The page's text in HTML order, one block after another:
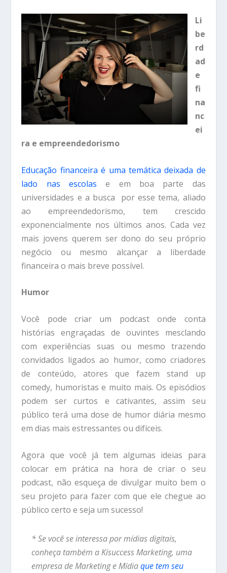
Li
be
rd
ad
e
fi
na
nc
ei
ra e empreendedorismo
Educação financeira é uma temática deixada de
lado nas escolas e em boa parte das
universidades e a busca por esse tema, aliado
ao empreendedorismo, tem crescido
exponencialmente nos últimos anos. Cada vez
mais jovens querem ser dono do seu próprio
negócio ou mesmo alcançar a liberdade
financeira o mais breve possível.
Humor
Você pode criar um podcast onde conta
histórias engraçadas de ouvintes mesclando
com experiências suas ou mesmo trazendo
convidados ligados ao humor, como criadores
de conteúdo, atores que fazem stand up
comedy, humoristas e muito mais. Os episódios
podem ser curtos e cativantes, assim seu
público terá uma dose de humor diária mesmo
em dias mais estressantes ou difíceis.
Agora que você já tem algumas ideias para
colocar em prática na hora de criar o seu
podcast, não esqueça de divulgar muito bem o
seu projeto para fazer com que ele chegue ao
público certo e seja um sucesso!
* Se você se interessa por mídias digitais,
conheça também a Kisuccess Marketing, uma
empresa de Marketing e Mídiaque tem seu